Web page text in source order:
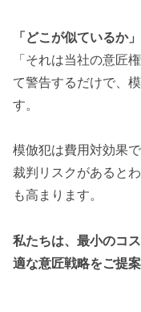
「どこが似ているか
「それは当社の意匠
て警告するだけで、
す。
模倣犯は費用対効果で
裁判リスクがあると
も高まります。
私たちは、最小のコ
適な意匠戦略をご提案